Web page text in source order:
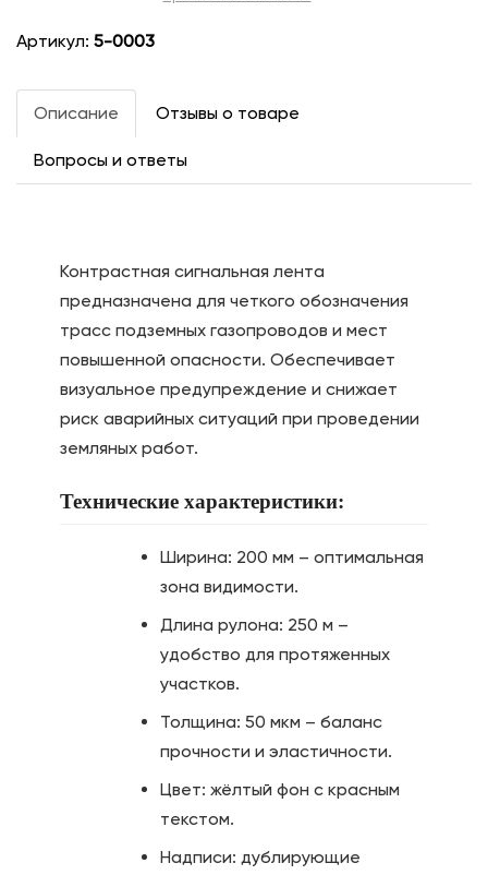
Артикул: 5-0003
Описание Отзывы о товаре
Вопросы и ответы
Контрастная сигнальная лента
предназначена для четкого обозначения
трасс подземных газопроводов и мест
повышенной опасности. Обеспечивает
визуальное предупреждение и снижает
риск аварийных ситуаций при проведении
земляных работ.
Технические характеристики:
Ширина: 200 мм – оптимальная
зона видимости.
Длина рулона: 250 м –
удобство для протяженных
участков.
Толщина: 50 мкм – баланс
прочности и эластичности.
Цвет: жёлтый фон с красным
текстом.
Надписи: дублирующие